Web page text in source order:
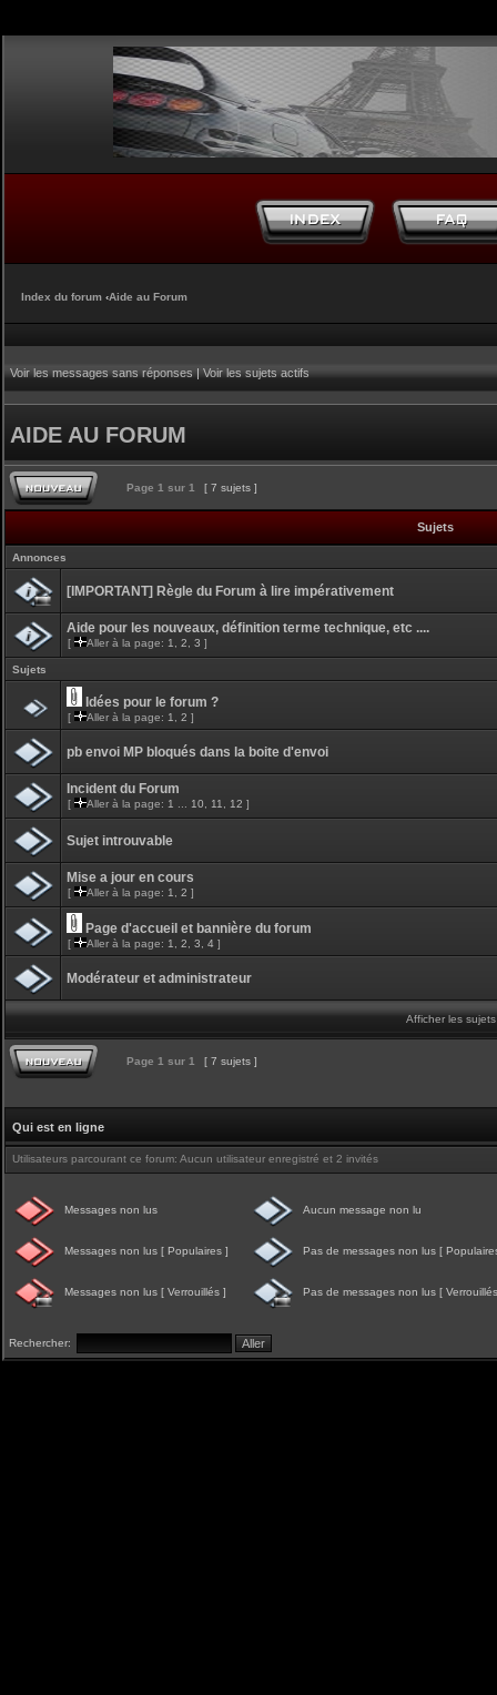
Index du forum ‹Aide au Forum
Voir les messages sans réponses|Voir les sujets actifs
AIDE AU FORUM
Page 1 sur 1 [ 7 sujets ]
Sujets
Annonces
[IMPORTANT] Règle du Forum à lire impérativement
Aide pour les nouveaux, définition terme technique, etc ....
[ Aller à la page: 1 2 3 ]
Sujets
Idées pour le forum ?
[ Aller à la page: 1 2 ]
pb envoi MP bloqués dans la boite d'envoi
Incident du Forum
[ Aller à la page: 1 10 11 12 ]
Sujet introuvable
Mise a jour en cours
[ Aller à la page: 1 2 ]
Page d'accueil et bannière du forum
[ Aller à la page: 1 2 3 4 ]
Modérateur et administrateur
Afficher les
Page 1 sur 1 [ 7 sujets ]
Qui est en ligne
Utilisateurs parcourant ce forum: Aucun utilisateur enregistré et 2 invités
Messages non lus Aucun message non lu
Messages non lus [ Populaires ] Pas de messages non lus [
Messages non lus [ Verrouillés ] Pas de messages non lus [
Rechercher: